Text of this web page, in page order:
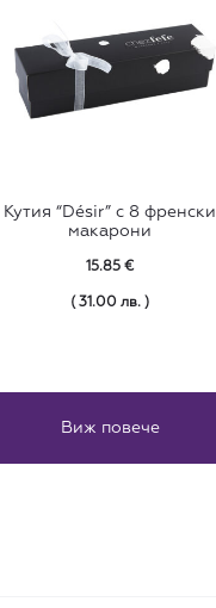
Кутия “Désir” с 8 френски
макарони
15.85 €
( 31.00 лв. )
Виж повече